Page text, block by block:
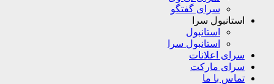
سرای گفتگو
استانبول سرا
استانبول
استانبول سرا
سرای اعلانات
سرای مارکت
تماس با ما